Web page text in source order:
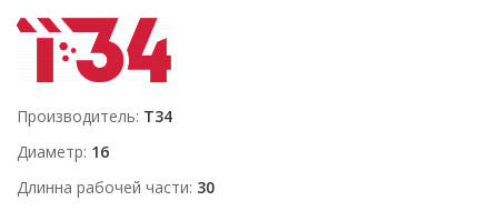
Производитель T34
Диаметр 16
Длинна рабочей части 30